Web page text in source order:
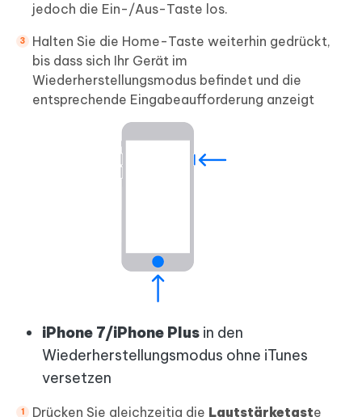
jedoch die Ein-/Aus-Taste los.
Halten Sie die Home-Taste weiterhin gedrückt,
bis dass sich Ihr Gerät im
Wiederherstellungsmodus befindet und die
entsprechende Eingabeaufforderung anzeigt
iPhone 7/iPhone Plus in den
Wiederherstellungsmodus ohne iTunes
versetzen
Drücken Sie gleichzeitig die Lautstärketaste